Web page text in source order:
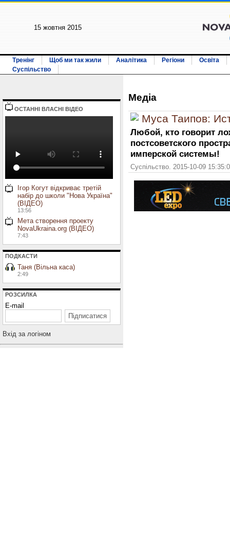
15 жовтня 2015
Тренінг Щоб ми так жили Аналітика Регіони
Освіта
Суспільство
ОСТАННI ВЛАСНI ВIДЕО
Ігор Когут відкриває третій
набір до школи "Нова Україна"
(ВІДЕО)
13:56
Мета створення проекту
NovaUkraina.org (ВІДЕО)
7:43
ПОДКАСТИ
Таня (Вільна каса)
2:49
РОЗСИЛКА
E-mail
Вхiд за логiном
Медiа
Муса Таипов:
Любой, кто говорит
постсоветского
имперской системы!
Суспільство. 2015-10-09